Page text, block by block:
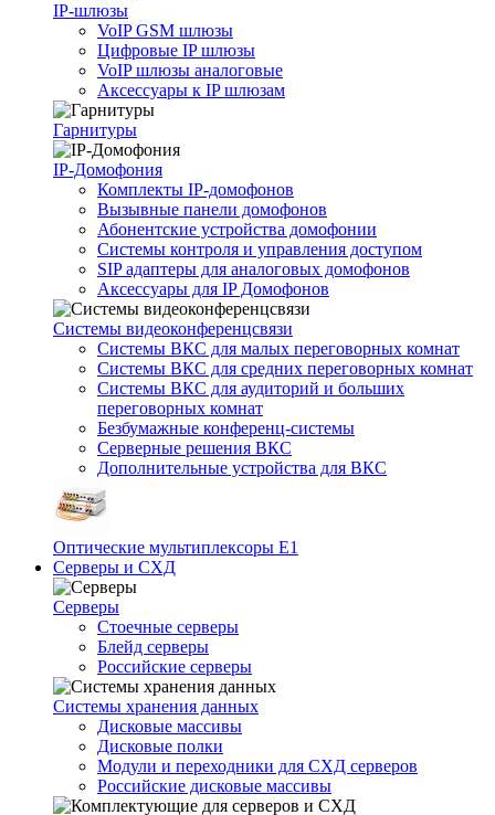
IP-шлюзы
VoIP GSM шлюзы
Цифровые IP шлюзы
VoIP шлюзы аналоговые
Аксессуары к IP шлюзам
Гарнитуры
IP-Домофония
Комплекты IP-домофонов
Вызывные панели домофонов
Абонентские устройства домофонии
Системы контроля и управления доступом
SIP адаптеры для аналоговых домофонов
Аксессуары для IP Домофонов
Системы видеоконференцсвязи
Системы ВКС для малых переговорных комнат
Системы ВКС для средних переговорных комнат
Системы ВКС для аудиторий и больших
переговорных комнат
Безбумажные конференц-системы
Серверные решения ВКС
Дополнительные устройства для ВКС
Оптические мультиплексоры Е1
Серверы и СХД
Серверы
Стоечные серверы
Блейд серверы
Российские серверы
Системы хранения данных
Дисковые массивы
Дисковые полки
Модули и переходники для СХД серверов
Российские дисковые массивы